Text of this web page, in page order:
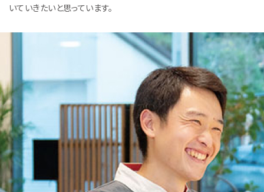
会社概要 / 基本理念
いていきたいと思っています。